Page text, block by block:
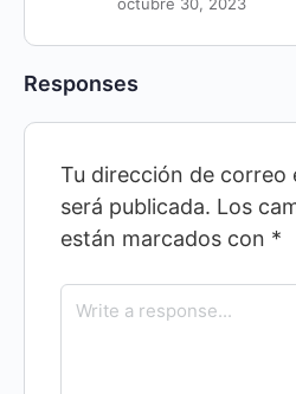
Responses
Tu dirección de correo
será publicada. Los
están marcados con *